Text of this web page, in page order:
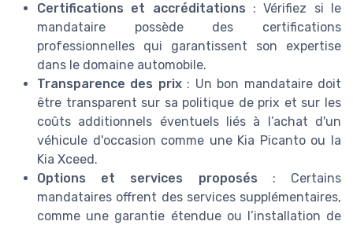
Certifications et accréditations : Vérifiez si le
mandataire possède des certifications
professionnelles qui garantissent son expertise
dans le domaine automobile.
Transparence des prix: Un bon mandataire doit
être transparent sur sa politique de prix et sur les
coûts additionnels éventuels liés à l’achat d'un
véhicule d'occasion comme une Kia Picanto ou la
Kia Xceed.
Options et services proposés : Certains
mandataires offrent des services supplémentaires,
comme une garantie étendue ou l’installation de